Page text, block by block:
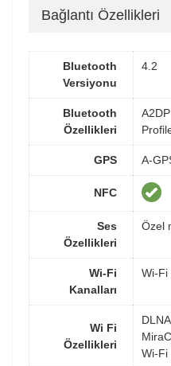
Bağlantı Özellikleri
Bluetooth
Versiyonu
4.2
Bluetooth
Özellikleri
GPS A-
NFC
Ses
Özellikleri
Özel
Wi-Fi
Kanalları
Wi-Fi
Wi Fi
Özellikleri
Wi-Fi